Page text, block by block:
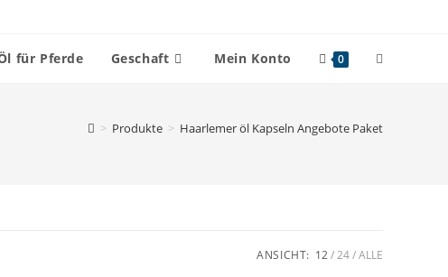
für Pferde Geschaft Mein Konto 0 Website-
> Produkte > Haarlemer öl Kapseln Angebote Paket
ANSICHT: 12 24 ALLE